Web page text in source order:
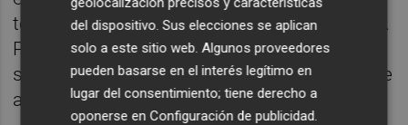
televisión, por las redes sociales y todo esto.
Pero sigue siendo eso, una fábrica de
sueños que acompaña mucho: la radio sigue
acompañando a la gente.
del dispositivo. Sus elecciones se aplican
solo a este sitio web. Algunos proveedores
pueden basarse en el interés legítimo en
lugar del consentimiento; tiene derecho a
oponerse enConfiguración de publicidad.